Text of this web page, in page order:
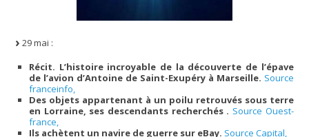
29 mai :
Récit. L’histoire incroyable de la découverte de l’épave
de l’avion d’Antoine de Saint-Exupéry à Marseille. Source
franceinfo,
Des objets appartenant à un poilu retrouvés sous terre
en Lorraine, ses descendants recherchés . Source Ouest-
france,
Ils achètent un navire de guerre sur eBay. Source Capital,